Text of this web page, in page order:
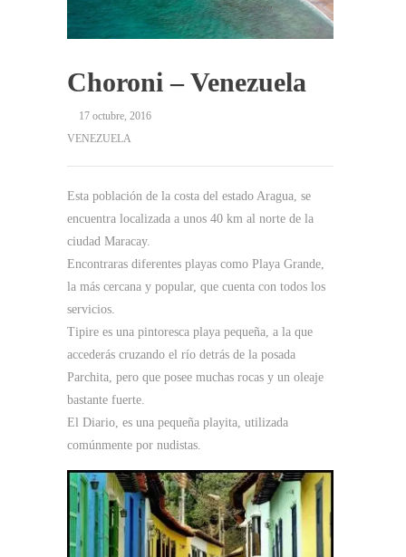
Choroni – Venezuela
17 octubre, 2016
VENEZUELA
Esta población de la costa del estado Aragua, se
encuentra localizada a unos 40 km al norte de la
ciudad Maracay.
Encontraras diferentes playas como Playa Grande,
la más cercana y popular, que cuenta con todos los
servicios.
Tipire es una pintoresca playa pequeña, a la que
accederás cruzando el río detrás de la posada
Parchita, pero que posee muchas rocas y un oleaje
bastante fuerte.
El Diario, es una pequeña playita, utilizada
comúnmente por nudistas.